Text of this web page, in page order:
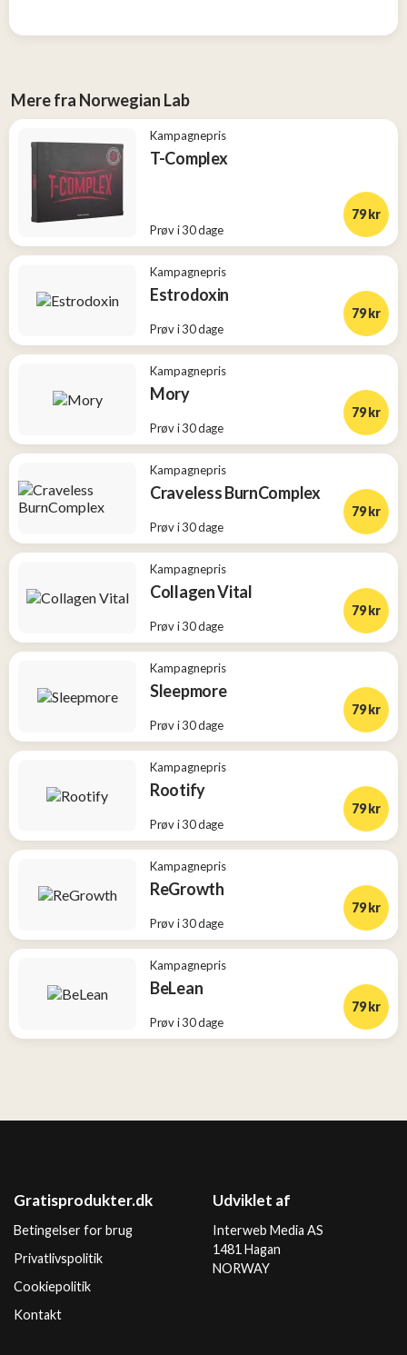
Mere fra Norwegian Lab
Kampagnepris
T-Complex
Prøv i 30 dage
79 kr
Kampagnepris
Estrodoxin
Prøv i 30 dage
79 kr
Kampagnepris
Mory
Prøv i 30 dage
79 kr
Kampagnepris
Craveless BurnComplex
Prøv i 30 dage
79 kr
Kampagnepris
Collagen Vital
Prøv i 30 dage
79 kr
Kampagnepris
Sleepmore
Prøv i 30 dage
79 kr
Kampagnepris
Rootify
Prøv i 30 dage
79 kr
Kampagnepris
ReGrowth
Prøv i 30 dage
79 kr
Kampagnepris
BeLean
Prøv i 30 dage
79 kr
Gratisprodukter.dk
Betingelser for brug
Privatlivspolitik
Cookiepolitik
Kontakt
Udviklet af
Interweb Media AS
1481 Hagan
NORWAY